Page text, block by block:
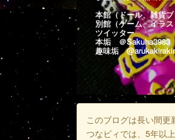
本館（ドール、雑貨
別館（ゲーム、イラ
ツイッター
本垢 ＠
趣味垢
このブログは長い間更
つなビィでは、5年以